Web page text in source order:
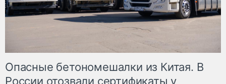
Опасные бетономешалки из Китая. В
России отозвали сертификаты у